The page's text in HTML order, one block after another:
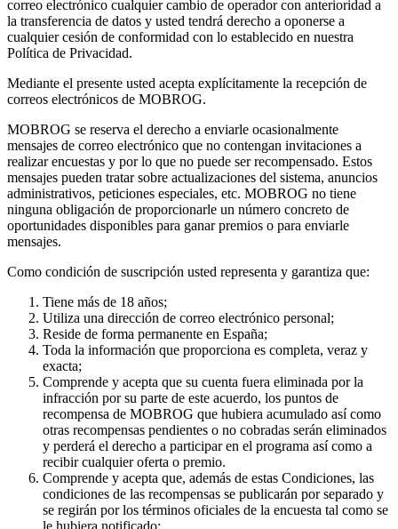
correo electrónico cualquier cambio de operador con anterioridad a
la transferencia de datos y usted tendrá derecho a oponerse a
cualquier cesión de conformidad con lo establecido en nuestra
Política de Privacidad.
Mediante el presente usted acepta explícitamente la recepción de
correos electrónicos de MOBROG.
MOBROG se reserva el derecho a enviarle ocasionalmente
mensajes de correo electrónico que no contengan invitaciones a
realizar encuestas y por lo que no puede ser recompensado. Estos
mensajes pueden tratar sobre actualizaciones del sistema, anuncios
administrativos, peticiones especiales, etc. MOBROG no tiene
ninguna obligación de proporcionarle un número concreto de
oportunidades disponibles para ganar premios o para enviarle
mensajes.
Como condición de suscripción usted representa y garantiza que:
Tiene más de 18 años;
Utiliza una dirección de correo electrónico personal;
Reside de forma permanente en España;
Toda la información que proporciona es completa, veraz y
exacta;
Comprende y acepta que su cuenta fuera eliminada por la
infracción por su parte de este acuerdo, los puntos de
recompensa de MOBROG que hubiera acumulado así como
otras recompensas pendientes o no cobradas serán eliminados
y perderá el derecho a participar en el programa así como a
recibir cualquier oferta o premio.
Comprende y acepta que, además de estas Condiciones, las
condiciones de las recompensas se publicarán por separado y
se regirán por los términos oficiales de la encuesta tal como se